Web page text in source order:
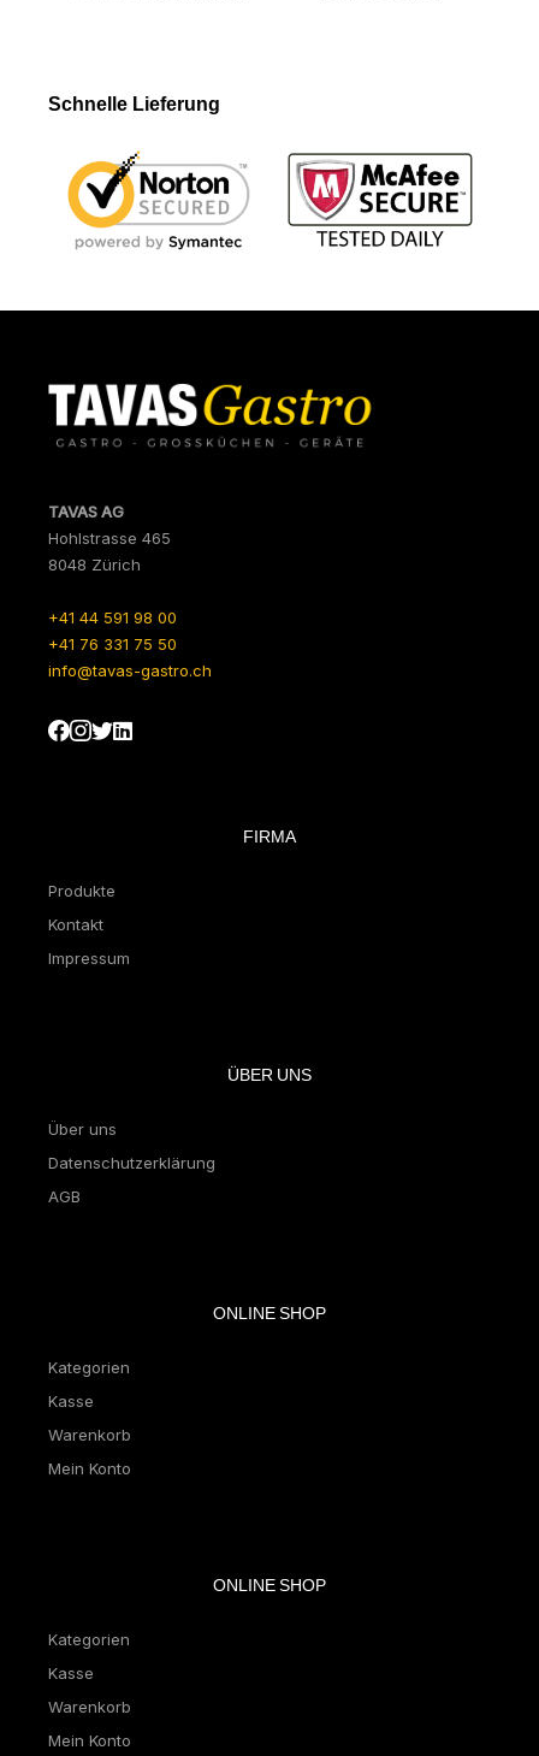
Schnelle Lieferung
TAVAS AG
Hohlstrasse 465
8048 Zürich
+41 44 591 98 00
+41 76 331 75 50
info@tavas-gastro.ch
FIRMA
Produkte
Kontakt
Impressum
ÜBER UNS
Über uns
Datenschutzerklärung
AGB
ONLINE SHOP
Kategorien
Kasse
Warenkorb
Mein Konto
ONLINE SHOP
Kategorien
Kasse
Warenkorb
Mein Konto